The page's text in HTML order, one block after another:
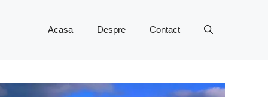
Acasa Despre Contact